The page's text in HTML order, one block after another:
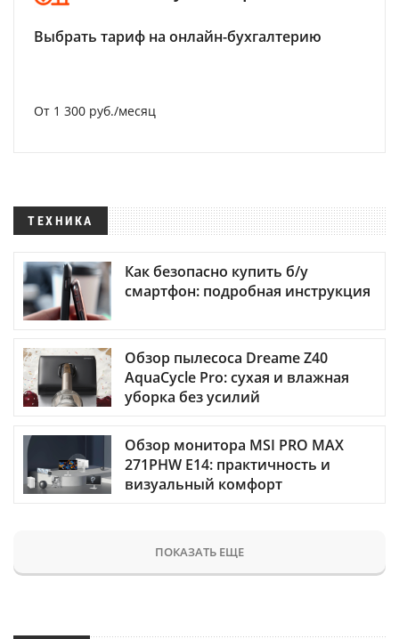
Выбрать тариф на онлайн-бухгалтерию
От 1 300 руб./месяц
ТЕХНИКА
Как безопасно купить б/у
смартфон: подробная инструкция
Обзор пылесоса Dreame Z40
AquaCycle Pro: сухая и влажная
уборка без усилий
Обзор монитора MSI PRO MAX
271PHW E14: практичность и
визуальный комфорт
ПОКАЗАТЬ ЕЩЕ